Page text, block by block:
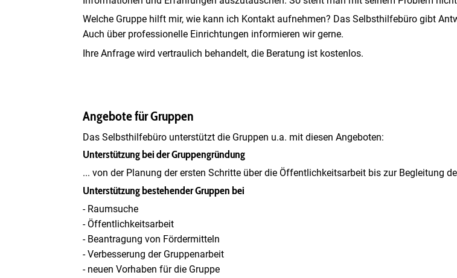
Welche Gruppe hilft mir, wie kann ich Kontakt aufnehmen? Das Selbsthilfebüro gibt
Auch über professionelle Einrichtungen informieren wir gerne.
Ihre Anfrage wird vertraulich behandelt, die Beratung ist kostenlos.
Angebote für Gruppen
Das Selbsthilfebüro unterstützt die Gruppen u.a. mit diesen Angeboten:
Unterstützung bei der Gruppengründung
... von der Planung der ersten Schritte über die Öffentlichkeitsarbeit bis zur Begleitung
Unterstützung bestehender Gruppen bei
- Raumsuche
- Öffentlichkeitsarbeit
- Beantragung von Fördermitteln
- Verbesserung der Gruppenarbeit
- neuen Vorhaben für die Gruppe